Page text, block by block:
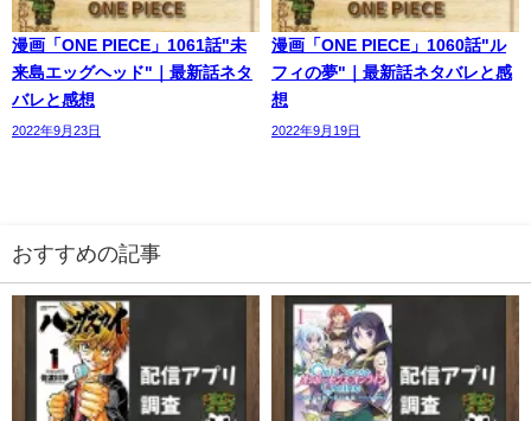
漫画「ONE PIECE」1061話"未
来島エッグヘッド"｜最新話ネタ
バレと感想
2022年9月23日
漫画「ONE PIECE」1060話"ル
フィの夢"｜最新話ネタバレと感
想
2022年9月19日
おすすめの記事